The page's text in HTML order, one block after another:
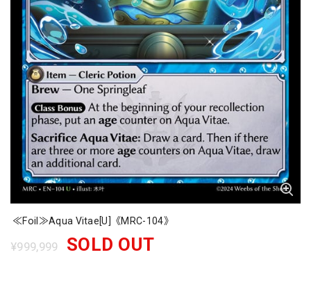
≪Foil≫Aqua Vitae[U]《MRC-104》
¥999,999 SOLD OUT